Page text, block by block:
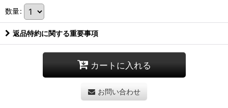
数量:
返品特約に関する重要事項
カートに入れる
お問い合わせ